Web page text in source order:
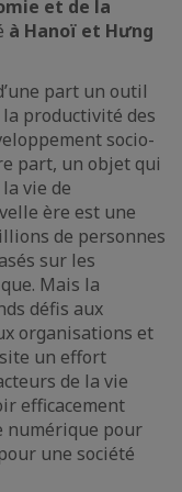
et de la
à Hanoï et Hưng
part un outil
productivité des
socio-
part, un objet qui
vie de
ère est une
de personnes
sur les
Mais la
défis aux
organisations et
un effort
de la vie
efficacement
numérique pour
une société